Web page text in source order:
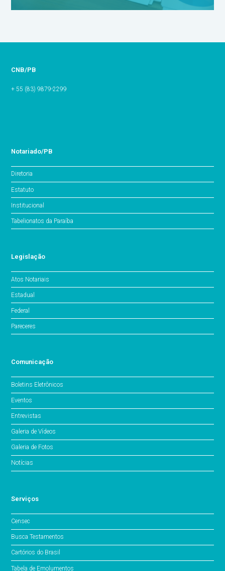
CNB/PB
+ 55 (83) 9879-2299
Notariado/PB
Diretoria
Estatuto
Institucional
Tabelionatos da Paraíba
Legislação
Atos Notariais
Estadual
Federal
Pareceres
Comunicação
Boletins Eletrônicos
Eventos
Entrevistas
Galeria de Vídeos
Galeria de Fotos
Notícias
Serviços
Censec
Busca Testamentos
Cartórios do Brasil
Tabela de Emolumentos